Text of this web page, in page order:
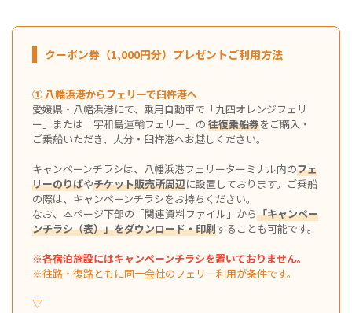
クーポン券（1,000円分）プレゼントご利用方法
① 八幡浜港からフェリーで臼杵港へ
愛媛県・八幡浜港にて、乗用自動車で「九四オレンジフェリ
ー」または「宇和島運輸フェリー」の 往復乗船券をご購入・
ご乗船いただき、大分・臼杵港へお越しください。
キャンペーンチラシは、八幡浜港フェリーターミナル内のフェ
リーのりばやチケット販売所周辺に設置しております。ご乗船
の際は、キャンペーンチラシをお持ちください。
なお、本ページ下部の「関連資料ファイル」から「キャンペー
ンチラシ（表）」をダウンロード・印刷することも可能です。
※各宿泊施設にはキャンペーンチラシを置いておりません。
※往路・復路ともに同一会社のフェリー利用が条件です。
▽